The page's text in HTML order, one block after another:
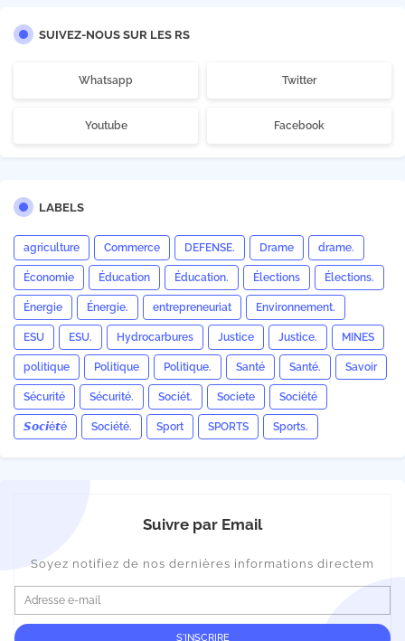
SUIVEZ-NOUS SUR LES RS
Whatsapp Twitter
Youtube Facebook
LABELS
agriculture Commerce DEFENSE. Drame drame.
Économie Éducation Éducation. Élections Élections.
Énergie Énergie. entrepreneuriat Environnement.
ESU ESU. Hydrocarbures Justice Justice. MINES
politique Politique Politique. Santé Santé. Savoir
Sécurité Sécurité. Sociét. Societe Société
𝙎𝙤𝙘𝙞é𝙩é Société. Sport SPORTS Sports.
Suivre par Email
Soyez notifiez de nos dernières informations directem